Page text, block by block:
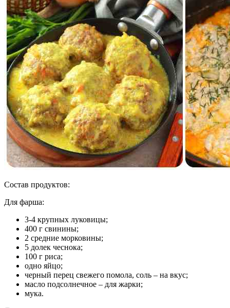
Состав продуктов:
Для фарша:
3-4 крупных луковицы;
400 г свинины;
2 средние морковины;
5 долек чеснока;
100 г риса;
одно яйцо;
черный перец свежего помола, соль – на вкус;
масло подсолнечное – для жарки;
мука.